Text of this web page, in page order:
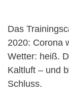
Das
2020: Corona
Wetter: heiß.
Kaltluft – und
Schluss.